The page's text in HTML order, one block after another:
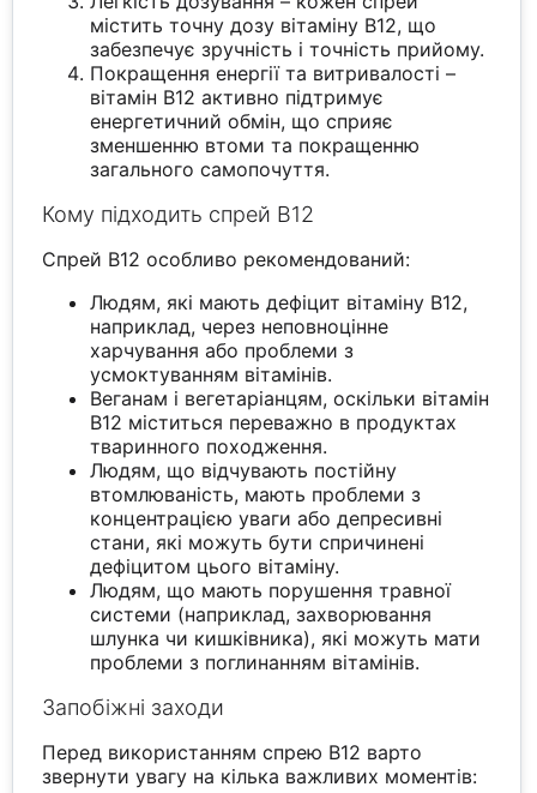
містить точну дозу вітаміну B12, що
забезпечує зручність і точність прийому.
Покращення енергії та витривалості –
вітамін B12 активно підтримує
енергетичний обмін, що сприяє
зменшенню втоми та покращенню
загального самопочуття.
Кому підходить спрей B12
Спрей B12 особливо рекомендований:
Людям, які мають дефіцит вітаміну B12,
наприклад, через неповноцінне
харчування або проблеми з
усмоктуванням вітамінів.
Веганам і вегетаріанцям, оскільки вітамін
B12 міститься переважно в продуктах
тваринного походження.
Людям, що відчувають постійну
втомлюваність, мають проблеми з
концентрацією уваги або депресивні
стани, які можуть бути спричинені
дефіцитом цього вітаміну.
Людям, що мають порушення травної
системи (наприклад, захворювання
шлунка чи кишківника), які можуть мати
проблеми з поглинанням вітамінів.
Запобіжні заходи
Перед використанням спрею B12 варто
звернути увагу на кілька важливих моментів: